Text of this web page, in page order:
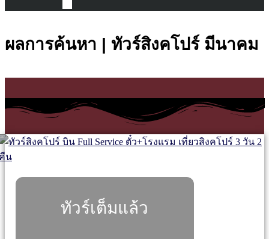
ผลการค้นหา | ทัวร์สิงคโปร์ มีนาคม
ทัวร์เต็มแล้ว